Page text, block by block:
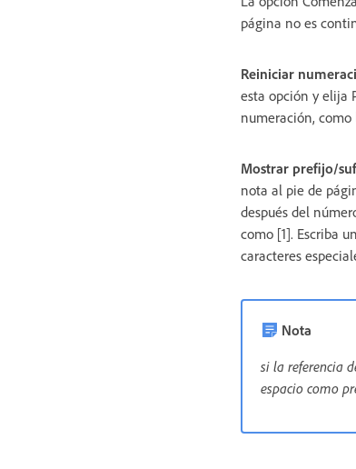
página no es
Reiniciar
esta opción y elija
numeración, como
Mostrar prefijo/
nota al pie de
después del
como [1]. Escriba
caracteres
Nota
si la referencia
espacio como